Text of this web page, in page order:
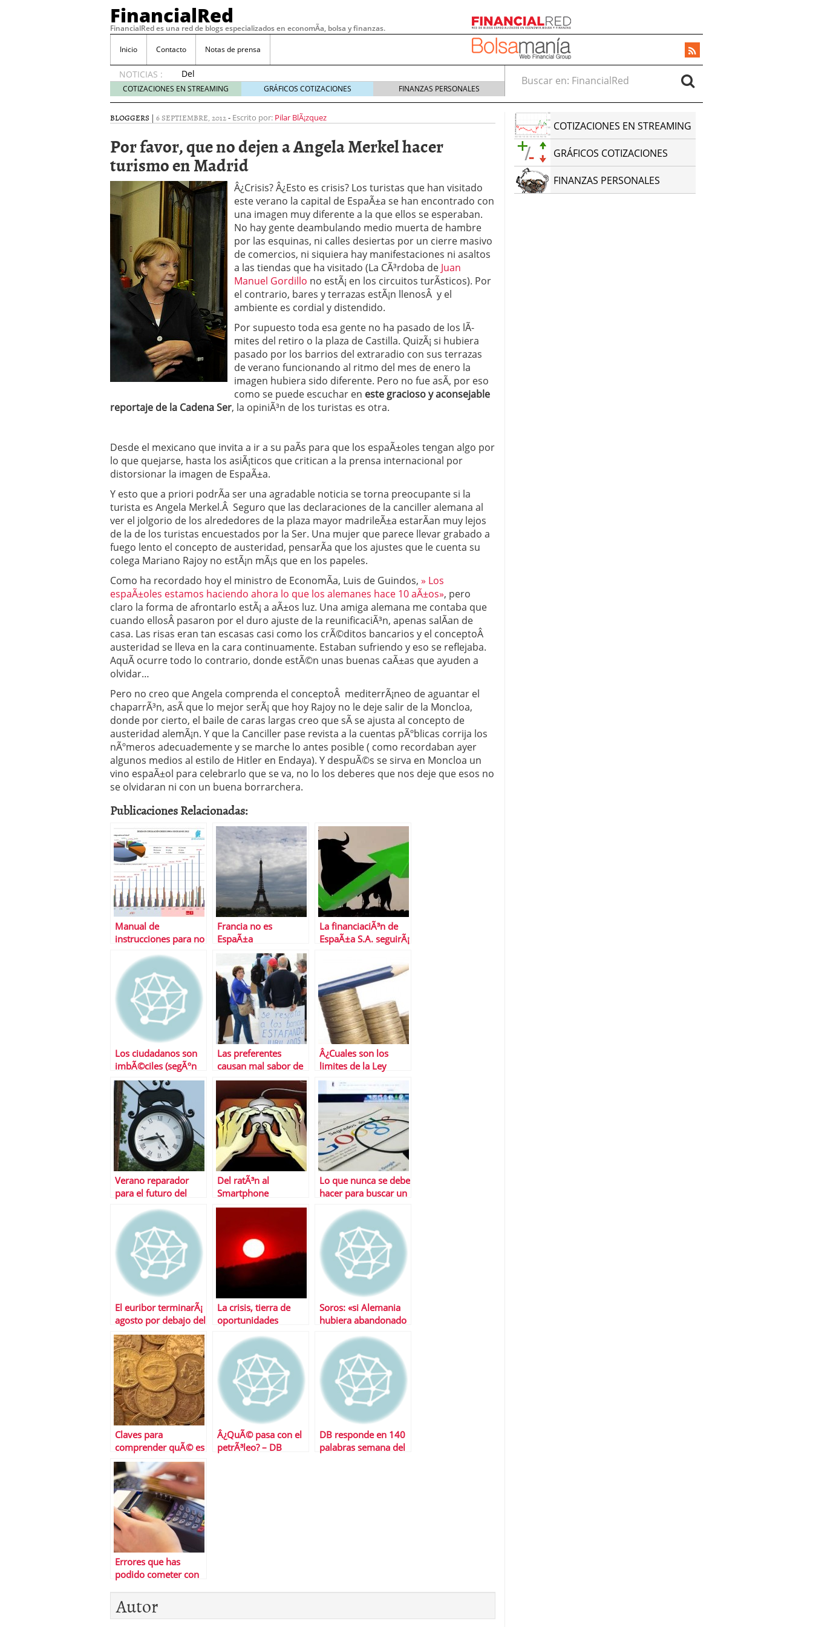
FinancialRed
FinancialRed es una red de blogs especializados en economÃ­a, bolsa y finanzas.
Inicio Contacto Notas de prensa
NOTICIAS :
Del
depósito
a la
cómo
cambiando
gestión
del
ahorro
en
España
05/08/2026
Seguros de convenio en pymes: la obligación que muchas empresas
descubren cuando ya es demasiado tarde 20/07/2026
ReseÃ±a de SIFX: Lo Que Deben Saber los Traders Mexicanos Antes de
Operar
29/06/2026
Crear empresa online vs proceso tradicional: ventajas reales para pymes
29/05/2026
CÃ³mo afrontar una baja mÃ©dica cuando trabajas por cuenta propia
26/05/2026
COTIZACIONES EN STREAMING GRÁFICOS COTIZACIONES FINANZAS PERSONALES
Buscar en:
BLOGGERS | 6 SEPTIEMBRE, 2012- Escrito por: Pilar BlÃ¡zquez
Por favor, que no dejen a Angela Merkel hacer
turismo en Madrid
Â¿Crisis? Â¿Esto es crisis? Los turistas que han visitado
este verano la capital de EspaÃ±a se han encontrado con
una imagen muy diferente a la que ellos se esperaban.
No hay gente deambulando medio muerta de hambre
por las esquinas, ni calles desiertas por un cierre masivo
de comercios, ni siquiera hay manifestaciones ni asaltos
a las tiendas que ha visitado (La CÃ³rdoba de Juan
Manuel Gordillo no estÃ¡ en los circuitos turÃ­sticos). Por
el contrario, bares y terrazas estÃ¡n llenosÂ y el
ambiente es cordial y distendido.
Por supuesto toda esa gente no ha pasado de los lÃ­
mites del retiro o la plaza de Castilla. QuizÃ¡ si hubiera
pasado por los barrios del extraradio con sus terrazas
de verano funcionando al ritmo del mes de enero la
imagen hubiera sido diferente. Pero no fue asÃ­, por eso
como se puede escuchar en este gracioso y aconsejable
reportaje de la Cadena Ser, la opiniÃ³n de los turistas es otra.
Desde el mexicano que invita a ir a su paÃ­s para que los espaÃ±oles tengan algo por
lo que quejarse, hasta los asiÃ¡ticos que critican a la prensa internacional por
distorsionar la imagen de EspaÃ±a.
Y esto que a priori podrÃ­a ser una agradable noticia se torna preocupante si la
turista es Angela Merkel.Â Seguro que las declaraciones de la canciller alemana al
ver el jolgorio de los alrededores de la plaza mayor madrileÃ±a estarÃ­an muy lejos
de la de los turistas encuestados por la Ser. Una mujer que parece llevar grabado a
fuego lento el concepto de austeridad, pensarÃ­a que los ajustes que le cuenta su
colega Mariano Rajoy no estÃ¡n mÃ¡s que en los papeles.
Como ha recordado hoy el ministro de EconomÃ­a, Luis de Guindos, » Los
espaÃ±oles estamos haciendo ahora lo que los alemanes hace 10 aÃ±os», pero
claro la forma de afrontarlo estÃ¡ a aÃ±os luz. Una amiga alemana me contaba que
cuando ellosÂ pasaron por el duro ajuste de la reunificaciÃ³n, apenas salÃ­an de
casa. Las risas eran tan escasas casi como los crÃ©ditos bancarios y el conceptoÂ
austeridad se lleva en la cara continuamente. Estaban sufriendo y eso se reflejaba.
AquÃ­ ocurre todo lo contrario, donde estÃ©n unas buenas caÃ±as que ayuden a
olvidar…
Pero no creo que Angela comprenda el conceptoÂ mediterrÃ¡neo de aguantar el
chaparrÃ³n, asÃ­ que lo mejor serÃ¡ que hoy Rajoy no le deje salir de la Moncloa,
donde por cierto, el baile de caras largas creo que sÃ­ se ajusta al concepto de
austeridad alemÃ¡n. Y que la Canciller pase revista a la cuentas pÃºblicas corrija los
nÃºmeros adecuademente y se marche lo antes posible ( como recordaban ayer
algunos medios al estilo de Hitler en Endaya). Y despuÃ©s se sirva en Moncloa un
vino espaÃ±ol para celebrarlo que se va, no lo los deberes que nos deje que esos no
se olvidaran ni con un buena borrarchera.
Publicaciones Relacionadas:
Manual de
instrucciones para no
rescate de EspaÃ±a
Francia no es
EspaÃ±a
La financiaciÃ³n de
EspaÃ±a S.A. seguirÃ¡
despuÃ©s de verano
Los ciudadanos son
imbÃ©ciles (segÃºn
los polÃ­ticos y NiÃ±o
Becerra)
Las preferentes
causan mal sabor de
boca a la CNMV
Â¿Cuales son los
limites de la Ley
Salgado a los
depositos?
Verano reparador
para el futuro del
Del ratÃ³n al
Smartphone
Lo que nunca se debe
hacer para buscar un
El euribor terminarÃ¡
agosto por debajo del
1% por primera vez
en su historia
La crisis, tierra de
oportunidades
Soros: «si Alemania
hubiera abandonado
problemas de la
eurozona habrÃ­an
mejorado»
Claves para
comprender quÃ© es
el banco malo
Â¿QuÃ© pasa con el
petrÃ³leo? – DB
DB responde en 140
palabras semana del
Errores que has
podido cometer con
este verano
Autor
COTIZACIONES EN STREAMING
GRÁFICOS COTIZACIONES
FINANZAS PERSONALES